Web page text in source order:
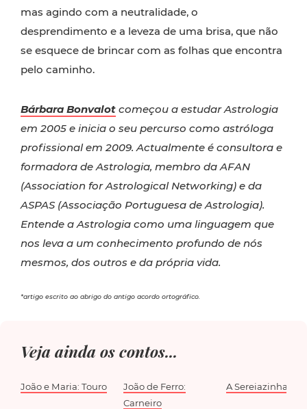
mas agindo com a neutralidade, o
desprendimento e a leveza de uma brisa, que não
se esquece de brincar com as folhas que encontra
pelo caminho.
Bárbara Bonvalot começou a estudar Astrologia
em 2005 e inicia o seu percurso como astróloga
profissional em 2009. Actualmente é consultora e
formadora de Astrologia, membro da AFAN
(Association for Astrological Networking) e da
ASPAS (Associação Portuguesa de Astrologia).
Entende a Astrologia como uma linguagem que
nos leva a um conhecimento profundo de nós
mesmos, dos outros e da própria vida.
*artigo escrito ao abrigo do antigo acordo ortográfico.
Veja ainda os contos...
João e Maria: Touro
João de Ferro:
Carneiro
A Sereiazinha: